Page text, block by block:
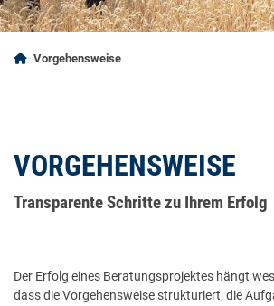
Vorgehensweise
VORGEHENSWEISE
Transparente Schritte zu Ihrem Erfolg
Der Erfolg eines Beratungsprojektes hängt
dass die Vorgehensweise strukturiert, die